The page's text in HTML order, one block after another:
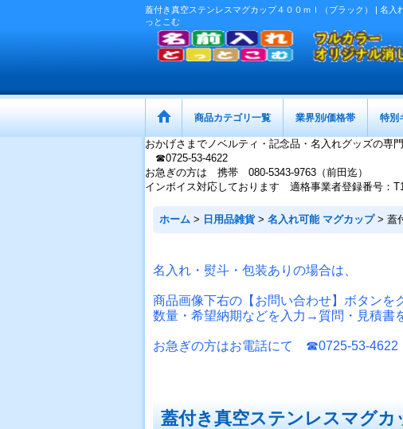
蓋付き真空ステンレスマグカップ４００ｍｌ（ブラック） | 名
っとこむ
商品カテゴリ一覧 業界別/価格帯 特別
おかげさまでノベルティ・記念品・名入れグッズの専
☎0725-53-4622
お急ぎの方は 携帯 080-5343-9763（前田迄）
インボイス対応しております 適格事業者登録番号：
ホーム > 日用品雑貨 > 名入れ可能 マグカップ > 蓋
名入れ・熨斗・包装ありの場合は、
商品画像下右の【お問い合わせ】ボタンを
数量・希望納期などを入力→質問・見積書
お急ぎの方はお電話にて ☎0725-53-4622
蓋付き真空ステンレスマグカ